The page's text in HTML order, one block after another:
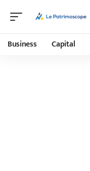
Business Capital